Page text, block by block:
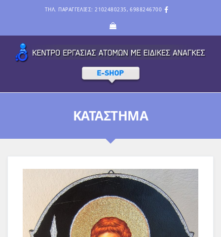
ΤΗΛ. ΠΑΡΑΓΓΕΛΙΕΣ: 2102480235, 6988246700
ΚΑΤΆΣΤΗΜΑ